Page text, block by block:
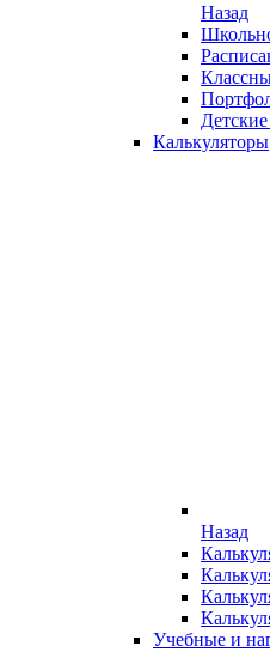
Назад
Калькуляторы
Назад
Учебные и